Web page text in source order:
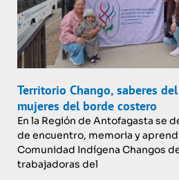
Territorio Chango, saberes
mujeres del borde costero
En la Región de Antofagasta se
de encuentro, memoria y
Comunidad Indígena Changos
trabajadoras del